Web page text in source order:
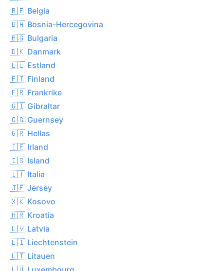
🇧🇪 Belgia
🇧🇦 Bosnia-Hercegovina
🇧🇬 Bulgaria
🇩🇰 Danmark
🇪🇪 Estland
🇫🇮 Finland
🇫🇷 Frankrike
🇬🇮 Gibraltar
🇬🇬 Guernsey
🇬🇷 Hellas
🇮🇪 Irland
🇮🇸 Island
🇮🇹 Italia
🇯🇪 Jersey
🇽🇰 Kosovo
🇭🇷 Kroatia
🇱🇻 Latvia
🇱🇮 Liechtenstein
🇱🇹 Litauen